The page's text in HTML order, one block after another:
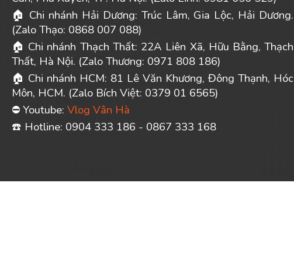
🏠
Chi nhánh Hải Dương: Trúc Lâm, Gia Lộc, Hải Dương.
(Zalo Thạo: 0868 007 088)
🏠 Chi nhánh Thạch Thất: 22A Liên Xã, Hữu Bằng, Thạch
Thất, Hà Nội. (Zalo Thương: 0971 808 186)
🏠 Chi nhánh HCM: 81 Lê Văn Khương, Đông Thạnh, Hóc
Môn, HCM. (Zalo Bích Việt: 0379 01 6565)
⛔ Youtube: Vlog Vân Hà
☎ ️ Hotline: 0904 333 186 - 0867 333 168